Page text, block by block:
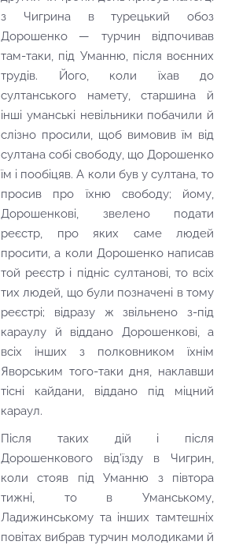
з Чигрина в турецький обоз
Дорошенко — турчин відпочивав
там-таки, під Уманню, після воєнних
трудів. Його, коли їхав до
султанського намету, старшина й
інші уманські невільники побачили й
слізно просили, щоб вимовив їм від
султана собі свободу, що Дорошенко
їм і пообіцяв. А коли був у султана, то
просив про їхню свободу; йому,
Дорошенкові, звелено подати
реєстр, про яких саме людей
просити, а коли Дорошенко написав
той реєстр і підніс султанові, то всіх
тих людей, що були позначені в тому
реєстрі; відразу ж звільнено з-під
караулу й віддано Дорошенкові, а
всіх інших з полковником їхнім
Яворським того-таки дня, наклавши
тісні кайдани, віддано під міцний
караул.
Після таких дій і після
Дорошенкового від’їзду в Чигрин,
коли стояв під Уманню з півтора
тижні, то в Уманському,
Ладижинському та інших тамтешніх
повітах вибрав турчин молодиками й